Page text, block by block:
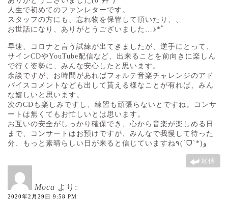
人生で初めてのファンレターです。
スタッフの方にも、忘れ物を保管して頂いたり、、
お世話になり、ありがとうございました…♪*ﾟ
早速、コロナと言う試練が出てきましたが、逆手にとって、
サインCDやYouTube配信など、出来ることを前向きに楽しん
で行く姿勢に、みんな安心したと思います。
余談ですが、お時間があればフォルテ音楽チャレンジのアド
バイスコメントなども出して貰える様なことが有れば、みん
な嬉しいと思います。
次のCDも楽しみですし、練習も頑張らないとですね。コンサ
ートは無くてもお忙しいとは思います。
お互いの安全がしっかり確保でき、心から音楽が楽しめる日
まで、コンサートはお預けですが、みんなで我慢して待った
分、もっと素晴らしい日が来ると信じていますね٩(ˊᗜˋ*)و
返信
Moca より:
2020年2月29日 9:58 PM